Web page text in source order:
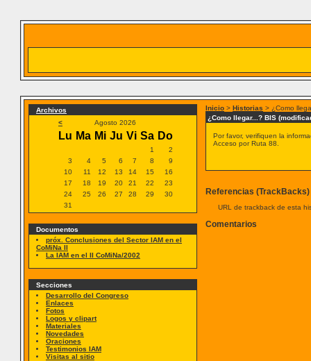
Archivos
<
Agosto 2026
Lu Ma Mi Ju Vi Sa Do
1
2
3
4 5 6 7 8
9
10
11 12 13 14 15
16
17
18 19 20 21 22
23
24
25 26 27 28 29
30
31
Documentos
próx. Conclusiones del Sector IAM en el
CoMiNa II
La IAM en el II CoMiNa/2002
Secciones
Desarrollo del Congreso
Enlaces
Fotos
Logos y clipart
Materiales
Novedades
Oraciones
Testimonios IAM
Visitas al sitio
Inicio > Historias > ¿Como
¿Como llegar...? BIS
Por favor, verifiquen la
Acceso por Ruta 88.
Referencias (TrackBacks)
URL de trackback de esta
Comentarios